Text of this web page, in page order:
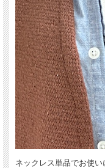
ネックレス単品でお使